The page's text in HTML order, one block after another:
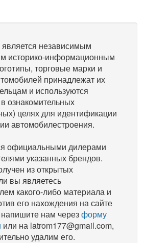
независимым
историко-информационным
торговые марки и
принадлежат их
и используются
ознакомительных
целях для идентификации
автомобилестроения.
официальными дилерами
указанных брендов.
из открытых
вы являетесь
какого-либо материала и
его нахождения на сайте
нам черезформу
или на latrom177@gmail.com,
удалим его.